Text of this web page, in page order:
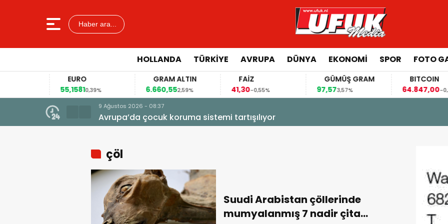
Haber ara...
HOLLANDA TÜRKIYE AVRUPA DÜNYA EKONOMI SPOR FOTO
EURO
55,15810,39%
GRAM ALTIN
6.660,552,59%
FAİZ
41,30-0,55%
GÜMÜŞ GRAM
97,573,57%
BITCOIN
64.847,00-0,29%
9 Ağustos 2026 - 08:37
Avrupa’da çocuk koruma sistemi tartışılıyor
çöl
Suudi Arabistan çöllerinde
mumyalanmış 7 nadir çita